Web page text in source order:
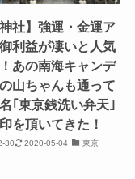
神社】強運・金運ア
利益が凄いと人気
あの南海キャンデ
山ちゃんも通って
｢東京銭洗い弁天｣
を頂いてきた！
30 2020-05-04 東京